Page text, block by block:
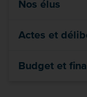
Nos élus
Actes et
Budget et